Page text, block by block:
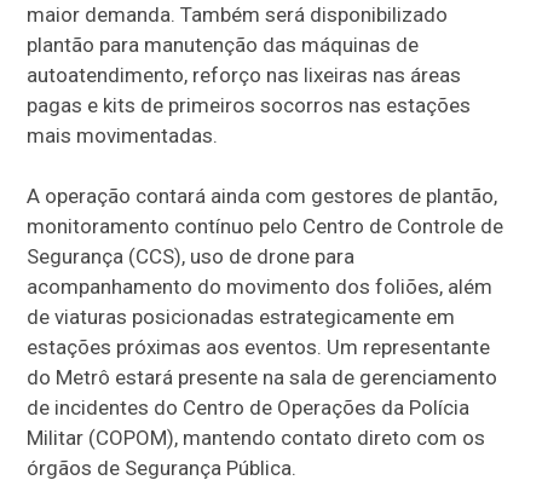
maior demanda. Também será disponibilizado
plantão para manutenção das máquinas de
autoatendimento, reforço nas lixeiras nas áreas
pagas e kits de primeiros socorros nas estações
mais movimentadas.
A operação contará ainda com gestores de plantão,
monitoramento contínuo pelo Centro de Controle de
Segurança (CCS), uso de drone para
acompanhamento do movimento dos foliões, além
de viaturas posicionadas estrategicamente em
estações próximas aos eventos. Um representante
do Metrô estará presente na sala de gerenciamento
de incidentes do Centro de Operações da Polícia
Militar (COPOM), mantendo contato direto com os
órgãos de Segurança Pública.